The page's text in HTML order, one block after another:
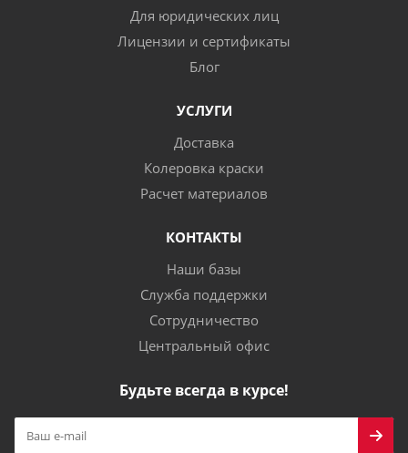
Для юридических лиц
Лицензии и сертификаты
Блог
УСЛУГИ
Доставка
Колеровка краски
Расчет материалов
КОНТАКТЫ
Наши базы
Служба поддержки
Сотрудничество
Центральный офис
Будьте всегда в курсе!